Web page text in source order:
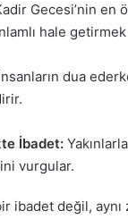
Gecesi’nin en
hale
dua
İbadet:
vurgular.
ibadet değil,